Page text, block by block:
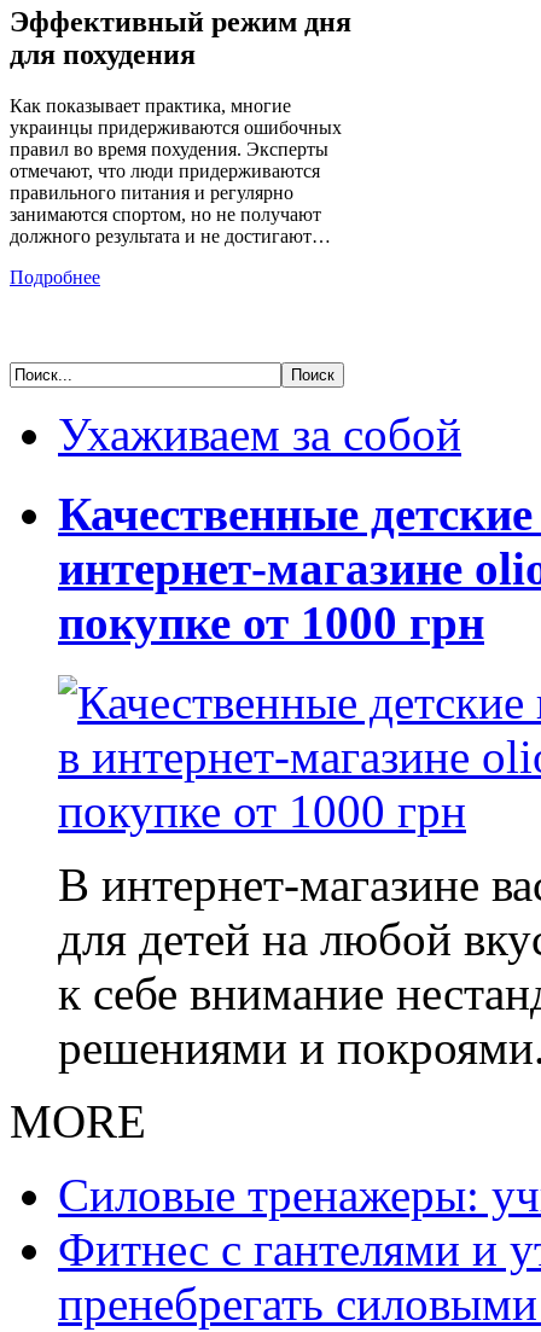
Эффективный режим дня
для похудения
Как показывает практика, многие
украинцы придерживаются ошибочных
правил во время похудения. Эксперты
отмечают, что люди придерживаются
правильного питания и регулярно
занимаются спортом, но не получают
должного результата и не достигают…
Подробнее
Ухаживаем за собой
Качественные
интернет-магазине
покупке от 1000 грн
В интернет-магазине
для детей на любой
к себе внимание
решениями и
MORE
Силовые тренажеры:
Фитнес с гантелями и
пренебрегать